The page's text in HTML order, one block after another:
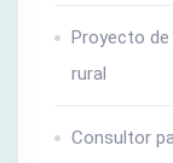
Proyecto
rural
Consultor